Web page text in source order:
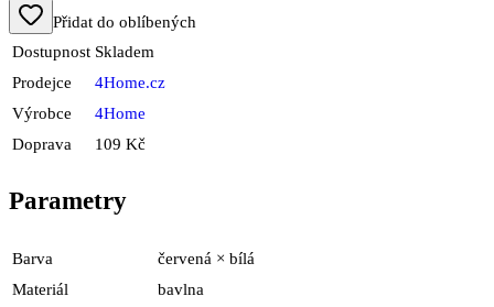
Přidat do oblíbených
Dostupnost Skladem
Prodejce
4Home.cz
Výrobce
4Home
Doprava
109 Kč
Parametry
Barva
červená × bílá
Materiál
bavlna